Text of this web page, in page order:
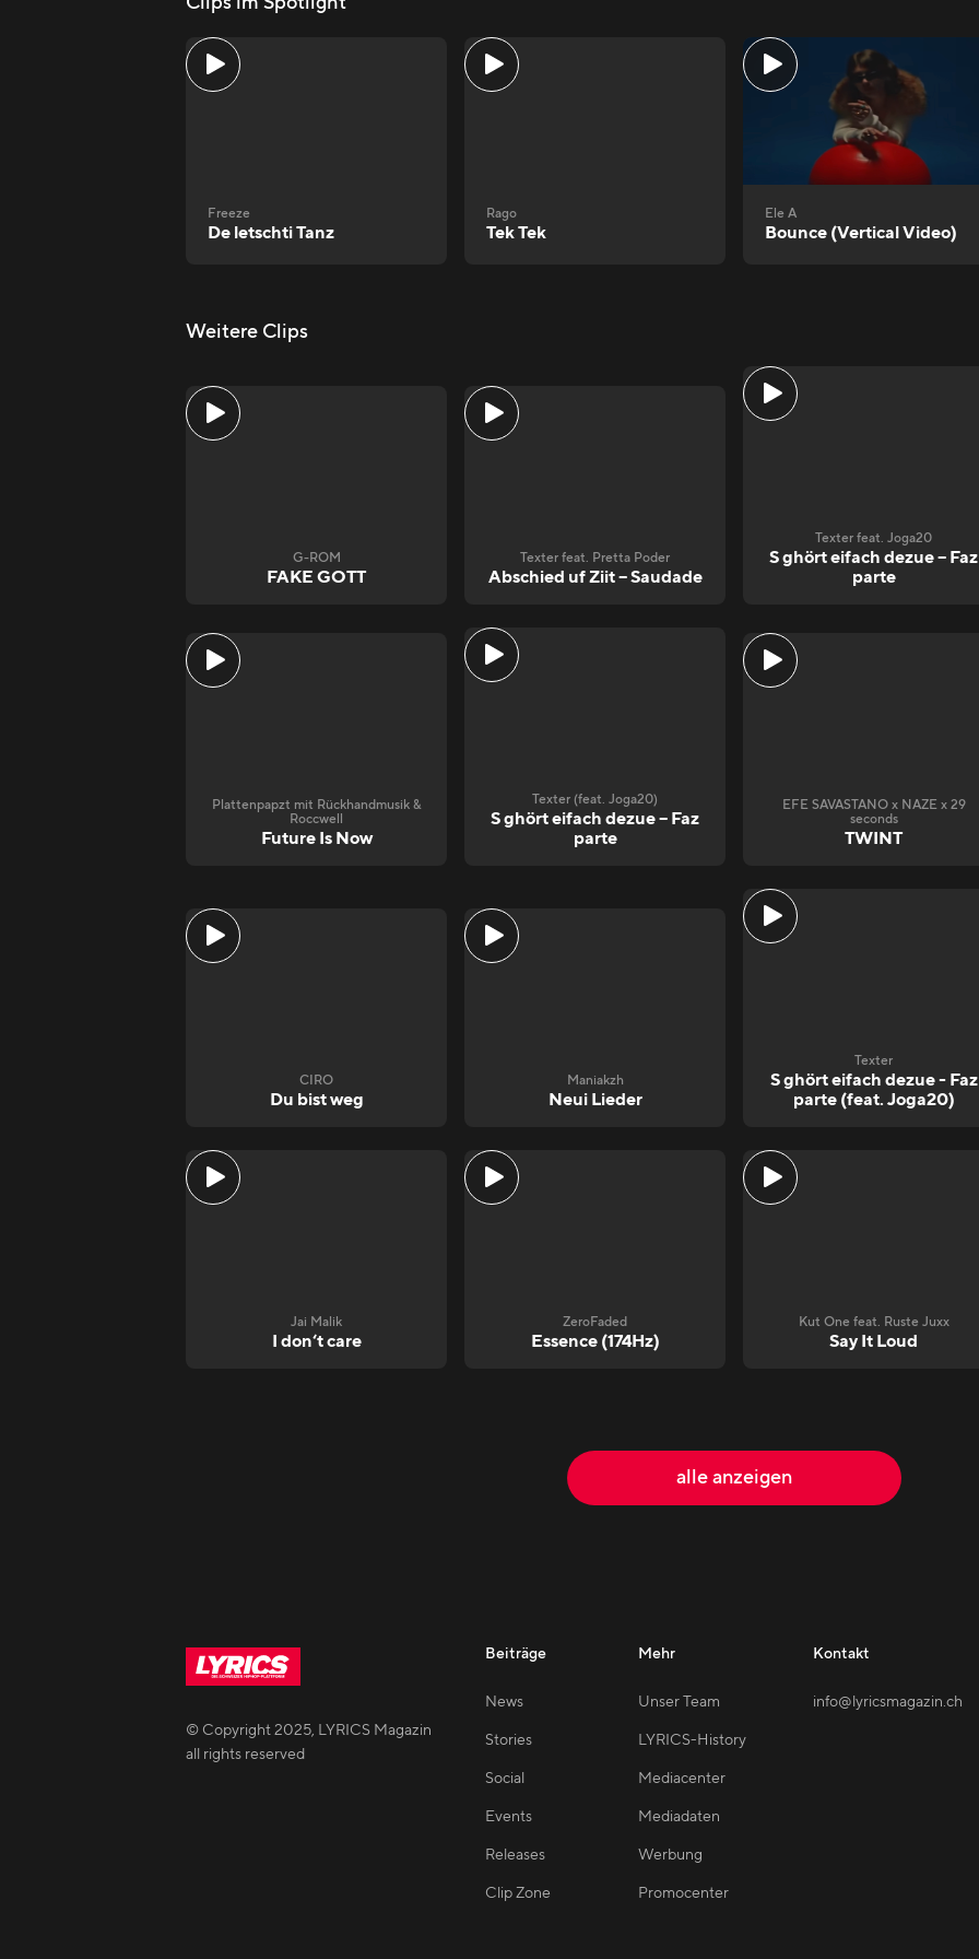
Freeze
De letschti Tanz
Rago
Tek Tek
Ele A
Bounce (Vertical Video)
Weitere Clips
G-ROM
FAKE GOTT
Texter feat. Pretta Poder
Abschied uf Ziit – Saudade
Texter feat. Joga20
S ghört eifach dezue – Faz
parte
Plattenpapzt mit Rückhandmusik &
Roccwell
Future Is Now
Texter (feat. Joga20)
S ghört eifach dezue – Faz
parte
EFE SAVASTANO x NAZE x 29
seconds
TWINT
CIRO
Du bist weg
Maniakzh
Neui Lieder
Texter
S ghört eifach dezue - Faz
parte (feat. Joga20)
Jai Malik
I don‘t care
ZeroFaded
Essence (174Hz)
Kut One feat. Ruste Juxx
Say It Loud
alle anzeigen
© Copyright2025, LYRICS Magazin
all rights reserved
Beiträge
News
Stories
Social
Events
Releases
Clip Zone
Mehr
Unser Team
LYRICS-History
Mediacenter
Mediadaten
Werbung
Promocenter
Kontakt
info@lyricsmagazin.ch